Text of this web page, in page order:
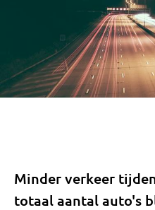
Minder verkeer
totaal aantal auto's